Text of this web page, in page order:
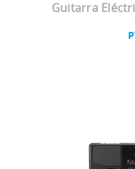
Guitarra